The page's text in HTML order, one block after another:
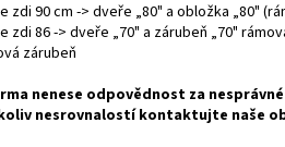
zdi 90 cm -> dveře „80" a obložka „80"
zdi 86 -> dveře „70" a zárubeň „70"
zárubeň
nenese odpovědnost za
nesrovnalostí kontaktujte naše